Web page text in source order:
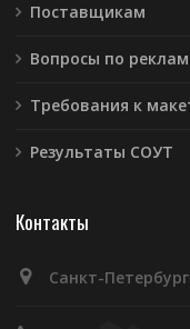
Поставщикам
Вопросы по
Требования к
Результаты СОУТ
Контакты
Санкт-